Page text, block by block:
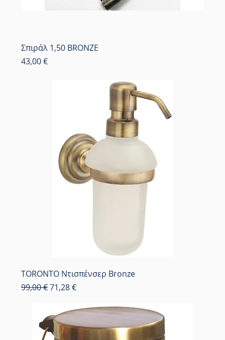
Σπιράλ 1,50 BRONZE
Τιμή
43,00 €
TORONTO Ντισπένσερ Bronze
Κανονική τιμή
99,00 €Τιμή Έκπτωσης
71,28 €